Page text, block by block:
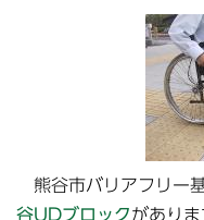
熊谷市バリアフリー
谷UDブロックがあり